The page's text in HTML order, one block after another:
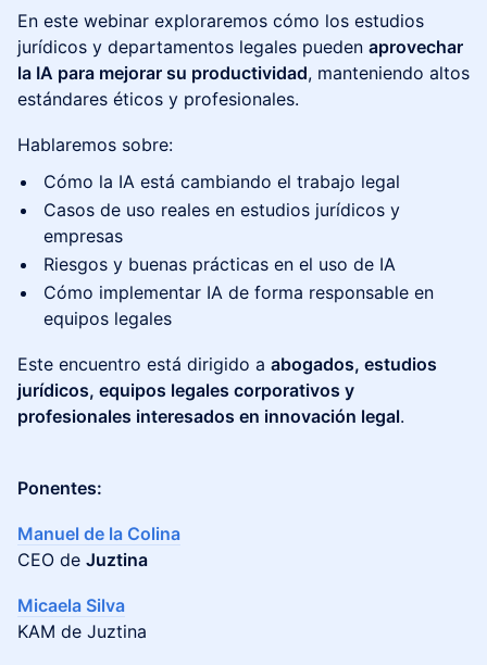
En este webinar exploraremos cómo los estudios
jurídicos y departamentos legales pueden aprovechar
la IA para mejorar su productividad, manteniendo altos
estándares éticos y profesionales.
Hablaremos sobre:
Cómo la IA está cambiando el trabajo legal
Casos de uso reales en estudios jurídicos y
empresas
Riesgos y buenas prácticas en el uso de IA
Cómo implementar IA de forma responsable en
equipos legales
Este encuentro está dirigido a abogados, estudios
jurídicos, equipos legales corporativos y
profesionales interesados en innovación legal.
Ponentes:
Manuel de la Colina
CEO de Juztina
Micaela Silva
KAM de Juztina